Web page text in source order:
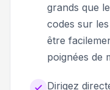
grands que
codes sur
être
poignées de
Dirigez